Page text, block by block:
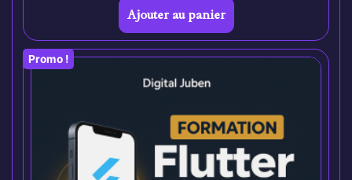
Ajouter au panier
Promo !